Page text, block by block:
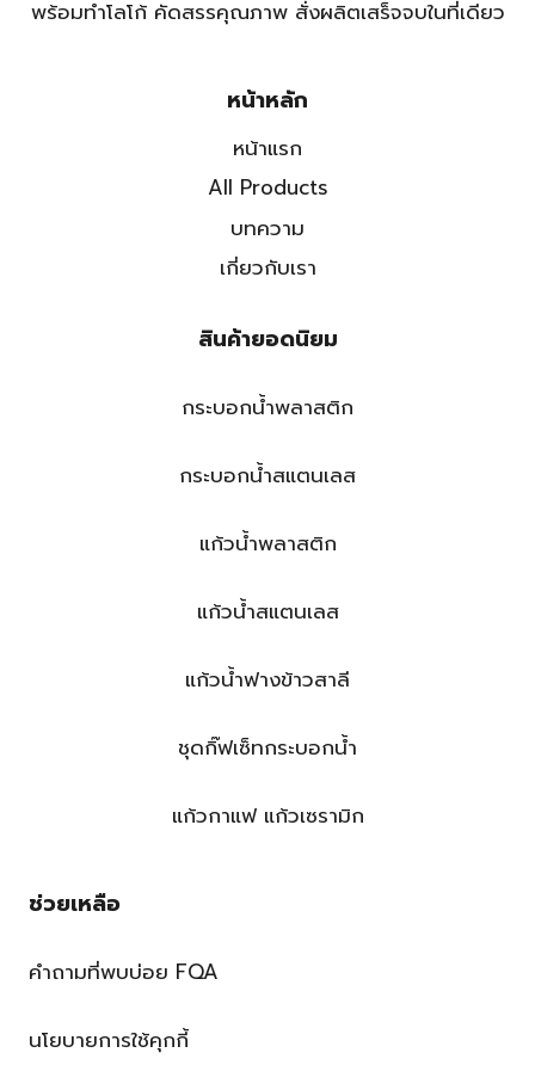
พร้อมทำโลโก้ คัดสรรคุณภาพ สั่งผลิตเสร็จจบในที่เดียว
หน้าหลัก
หน้าแรก
All Products
บทความ
เกี่ยวกับเรา
สินค้ายอดนิยม
กระบอกน้ำพลาสติก
กระบอกน้ำสแตนเลส
แก้วน้ำพลาสติก
แก้วน้ำสแตนเลส
แก้วน้ำฟางข้าวสาลี
ชุดกิ๊ฟเซ็ทกระบอกน้ำ
แก้วกาแฟ แก้วเซรามิก
ช่วยเหลือ
คำถามที่พบบ่อย FQA
นโยบายการใช้คุกกี้